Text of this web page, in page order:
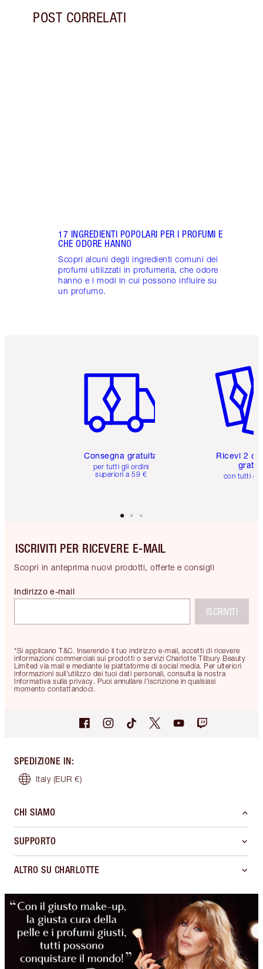
POST CORRELATI
17 INGREDIENTI POPOLARI PER I PROFUMI E
CHE ODORE HANNO
Scopri alcuni degli ingredienti comuni dei
profumi utilizzati in profumeria, che odore
hanno e i modi in cui possono influire su
un profumo.
Consegna gratuita
per tutti gli ordini
superiori a 59 €
Ricevi 2
con tutti gli
ISCRIVITI PER RICEVERE E-MAIL
Scopri in anteprima nuovi prodotti, offerte e consigli
*Si applicano T&C. Inserendo il tuo indirizzo e-mail, accetti di ricevere
informazioni commerciali sui prodotti o servizi Charlotte Tilbury Beauty
Limited via mail e mediante le piattaforme di social media. Per ulteriori
informazioni sull'utilizzo dei tuoi dati personali, consulta la nostra
Informativa sulla privacy. Puoi annullare l'iscrizione in qualsiasi
momento contattandoci.
Indirizzo e-mail
ISCRIVITI
SPEDIZIONE IN:
Italy (EUR €)
CHI SIAMO
SUPPORTO
ALTRO SU CHARLOTTE